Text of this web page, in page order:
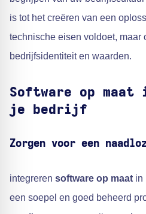
is tot het creëren van een
technische eisen voldoet, maar
bedrijfsidentiteit en waarden.
Software op
je bedrijf
Zorgen voor een
integreren software op maat in
een soepel en goed beheerd